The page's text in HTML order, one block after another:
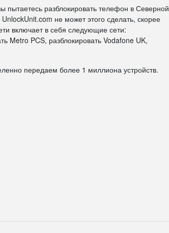
пытаетесь разблокировать телефон в Северной
не может этого сделать, скорее
включает в себя следующие сети:
Metro PCS, разблокировать Vodafone UK,
передаем более 1 миллиона устройств.